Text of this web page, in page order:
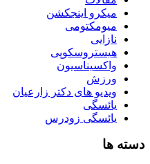
میکرو اینجکشن
میومکتومی
نازایی
هیستروسکوپی
واکسیناسیون
ورزش
ویدیو های دکتر زارعیان
یائسگی
یائسگی زودرس
دسته ها